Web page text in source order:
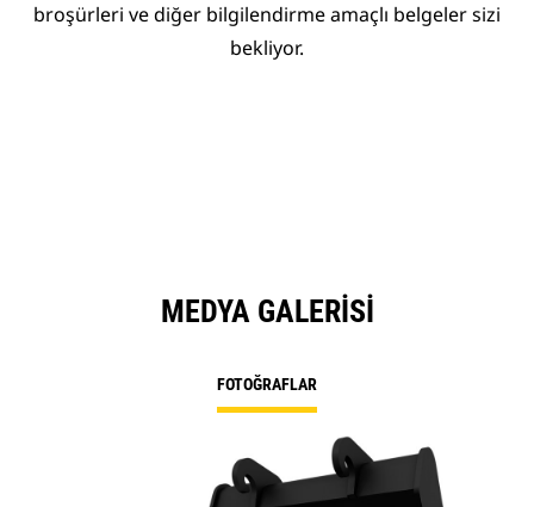
broşürleri ve diğer bilgilendirme amaçlı belgeler sizi
bekliyor.
MEDYA GALERISI
FOTOĞRAFLAR